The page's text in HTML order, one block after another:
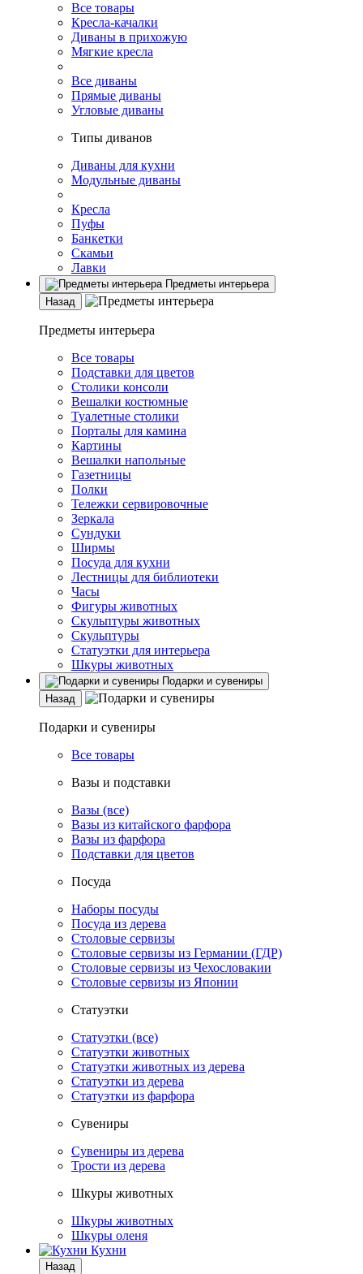
Все товары
Кресла-качалки
Диваны в прихожую
Мягкие кресла
Все диваны
Прямые диваны
Угловые диваны
Типы диванов
Диваны для кухни
Модульные диваны
Кресла
Пуфы
Банкетки
Скамьи
Лавки
Предметы интерьера
Назад
Предметы интерьера
Все товары
Подставки для цветов
Столики консоли
Вешалки костюмные
Туалетные столики
Порталы для камина
Картины
Вешалки напольные
Газетницы
Полки
Тележки сервировочные
Зеркала
Сундуки
Ширмы
Посуда для кухни
Лестницы для библиотеки
Часы
Фигуры животных
Скульптуры животных
Скульптуры
Статуэтки для интерьера
Шкуры животных
Подарки и сувениры
Назад
Подарки и сувениры
Все товары
Вазы и подставки
Вазы (все)
Вазы из китайского фарфора
Вазы из фарфора
Подставки для цветов
Посуда
Наборы посуды
Посуда из дерева
Столовые сервизы
Столовые сервизы из Германии (ГДР)
Столовые сервизы из Чехословакии
Столовые сервизы из Японии
Статуэтки
Статуэтки (все)
Статуэтки животных
Статуэтки животных из дерева
Статуэтки из дерева
Статуэтки из фарфора
Сувениры
Сувениры из дерева
Трости из дерева
Шкуры животных
Шкуры животных
Шкуры оленя
Кухни
Назад